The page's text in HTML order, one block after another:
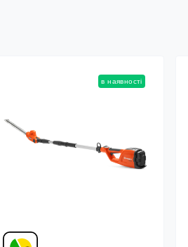
в наявності